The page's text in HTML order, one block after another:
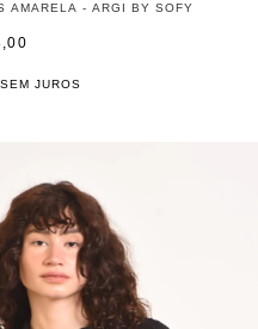
AMARELA - ARGI BY SOFY
SEM JUROS